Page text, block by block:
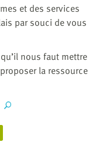
et des services
par souci de vous
nous faut mettre
la ressource